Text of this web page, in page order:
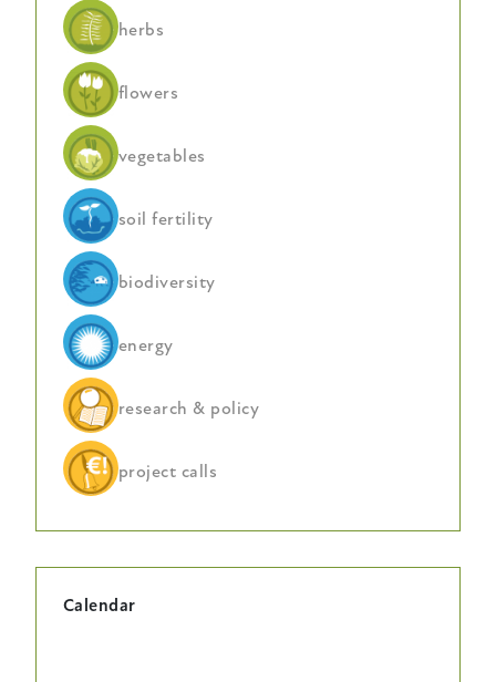
herbs
flowers
vegetables
soil fertility
biodiversity
energy
research & policy
project calls
Calendar